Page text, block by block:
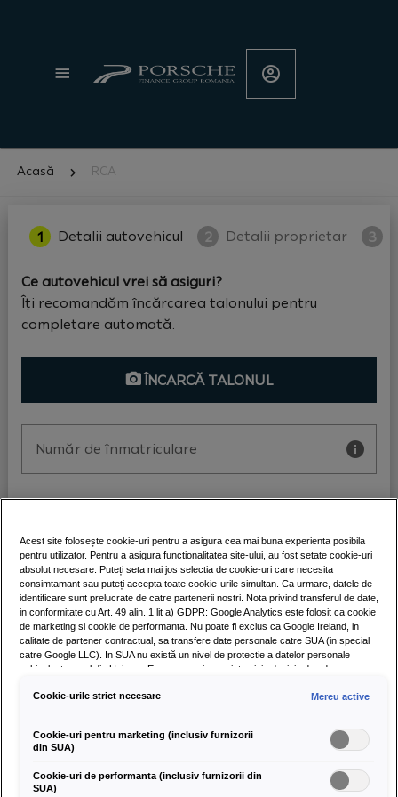
Finance
Acasă RCA
1 Detalii autovehicul 2 Detalii proprietar 3
Ce autovehicul vrei să asiguri?
Îți recomandăm încărcarea talonului pentru
completare automată.
ÎNCARCĂ TALONUL
Număr de înmatriculare
Serie Sasiu (VIN)
Inmatriculat
Stare autovehicul
Categorie
Acest site folosește cookie-uri pentru a asigura cea mai buna experienta posibila
pentru utilizator. Pentru a asigura functionalitatea site-ului, au fost setate cookie-uri
absolut necesare. Puteți seta mai jos selectia de cookie-uri care necesita
consimtamant sau puteți accepta toate cookie-urile simultan. Ca urmare, datele de
identificare sunt prelucrate de catre partenerii nostri. Nota privind transferul de date,
in conformitate cu Art. 49 alin. 1 lit a) GDPR: Google Analytics este folosit ca cookie
de marketing si cookie de performanta. Nu poate fi exclus ca Google Ireland, in
calitate de partener contractual, sa transfere date personale catre SUA (in special
catre Google LLC). In SUA nu există un nivel de protectie a datelor personale
echivalent cu cel din Uniunea Europeana și nu exista nicio decizie de adecvare a
riscuri pentru dvs., deoarece nu va puteti exercita in mod eficient in SUA drepturile
personale, in baza legislatiei actuale din SUA, in care interferenta cu drepturile si
libertatile dvs. personale nu se limiteaza la ceea ce este strict necesar. Daca
permiteti setarea cookie-urilor in scopuri de marketing sau a cookie-urilor de
performanta pentru furnizorii de servicii din SUA, atunci sunteti, de asemenea, de
Cookie-urile strict necesare Mereu active
Cookie-uri pentru marketing (inclusiv furnizorii
din SUA)
Cookie-uri de performanta (inclusiv furnizorii din
SUA)